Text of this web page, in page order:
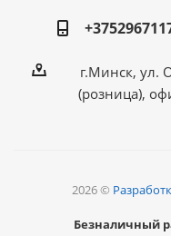
г.Минск, ул.
(розница),
2026 ©
Безналичный